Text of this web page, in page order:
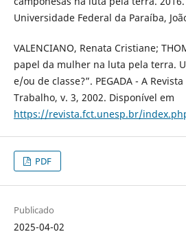
Universidade Federal da Paraíba,
VALENCIANO, Renata Cristiane;
papel da mulher na luta pela terra.
e/ou de classe?”. PEGADA - A
Trabalho, v. 3, 2002. Disponível em
https://revista.fct.unesp.br/
PDF
Publicado
2025-04-02